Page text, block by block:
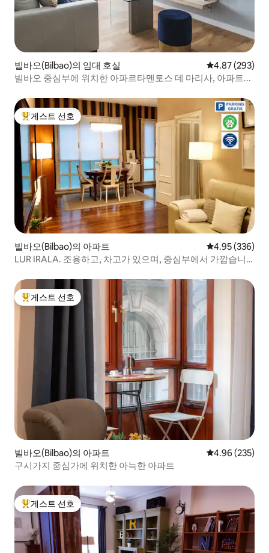
빌바오(Bilbao)의 임대 호실 평점 4.87점(5
4.87 (293)
빌바오 중심부에 위치한 아파르타멘토스 데 마리사, 아파트...
상위 게스트 선호
게스트 선호
빌바오(Bilbao)의 아파트 평점 4.95점(5
4.95 (336)
LUR IRALA. 조용하고, 차고가 있으며, 중심부에서 가깝습니
상위 게스트 선호
게스트 선호
빌바오(Bilbao)의 아파트 평점 4.96점(5
4.96 (235)
구시가지 중심가에 위치한 아늑한 아파트
상위 게스트 선호
게스트 선호